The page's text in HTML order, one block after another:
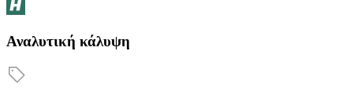
Αναλυτική κάλυψη